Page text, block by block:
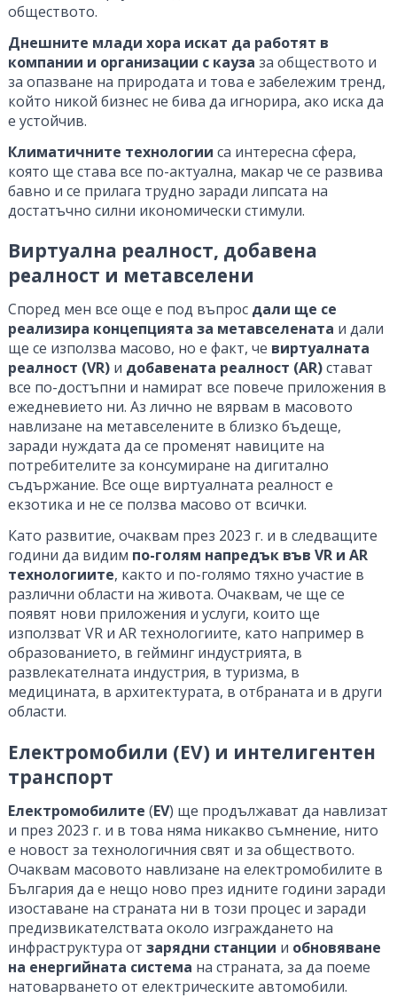
обществото.
Днешните млади хора искат да работят в
компании и организации с кауза за обществото и
за опазване на природата и това е забележим тренд,
който никой бизнес не бива да игнорира, ако иска да
е устойчив.
Климатичните технологии са интересна сфера,
която ще става все по-актуална, макар че се развива
бавно и се прилага трудно заради липсата на
достатъчно силни икономически стимули.
Виртуална реалност, добавена
реалност и метавселени
Според мен все още е под въпрос дали ще се
реализира концепцията за метавселената и дали
ще се използва масово, но е факт, че виртуалната
реалност (VR)и добавената реалност (AR)стават
все по-достъпни и намират все повече приложения в
ежедневието ни. Аз лично не вярвам в масовото
навлизане на метавселените в близко бъдеще,
заради нуждата да се променят навиците на
потребителите за консумиране на дигитално
съдържание. Все още виртуалната реалност е
екзотика и не се ползва масово от всички.
Като развитие, очаквам през 2023 г. и в следващите
години да видим по-голям напредък във VR и AR
технологиите, както и по-голямо тяхно участие в
различни области на живота. Очаквам, че ще се
появят нови приложения и услуги, които ще
използват VR и AR технологиите, като например в
образованието, в гейминг индустрията, в
развлекателната индустрия, в туризма, в
медицината, в архитектурата, в отбраната и в други
области.
Електромобили (EV) и интелигентен
транспорт
Електромобилите (EV) ще продължават да навлизат
и през 2023 г. и в това няма никакво съмнение, нито
е новост за технологичния свят и за обществото.
Очаквам масовото навлизане на електромобилите в
България да е нещо ново през идните години заради
изоставане на страната ни в този процес и заради
предизвикателствата около изграждането на
инфраструктура от зарядни станции и обновяване
на енергийната система на страната, за да поеме
натоварването от електрическите автомобили.